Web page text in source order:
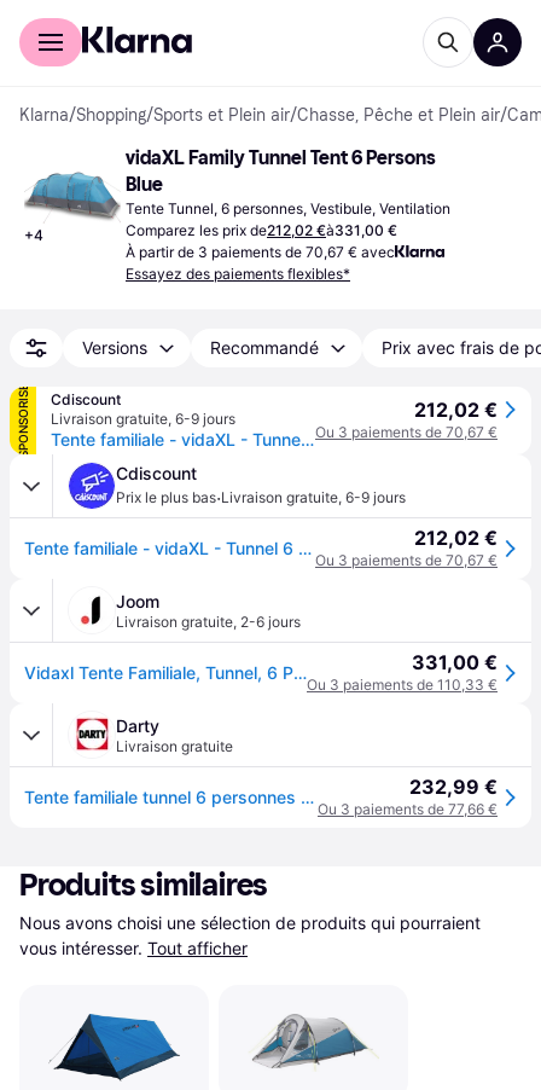
Acheter avec Klarna
Klarna/Shopping/Sports et Plein air/Chasse, Pêche et Plein air/
+4
vidaXL Family Tunnel Tent 6 Persons
Blue
Tente Tunnel, 6 personnes, Vestibule, Ventilation
Comparez les prix de212,02 €à331,00 €
À partir de 3 paiements de 70,67 € avec
Essayez des paiements flexibles*
Versions Recommandé Prix avec frais de
SPONSORISÉ
Cdiscount
Livraison gratuite, 6-9 jours
Tente familiale - vidaXL - Tunnel 6 personnes - Imperméable - 2 chambres - E-port - Bleu
212,02 €
Ou 3 paiements de 70,67 €
Cdiscount
Prix le plus bas·Livraison gratuite, 6-9 jours
Tente familiale - vidaXL - Tunnel 6 personnes - Imperméable - 2 chambres - E-port - Bleu 212,02 €
Ou 3 paiements de 70,67 €
Joom
Livraison gratuite, 2-6 jours
Vidaxl Tente Familiale, Tunnel, 6 Personnes, Bleu, Imperméable 331,00 €
Ou 3 paiements de 110,33 €
Darty
Livraison gratuite
Tente familiale tunnel 6 personnes bleu imperméable 232,99 €
Ou 3 paiements de 77,66 €
Produits similaires
Nous avons choisi une sélection de produits qui pourraient
vous intéresser. Tout afficher